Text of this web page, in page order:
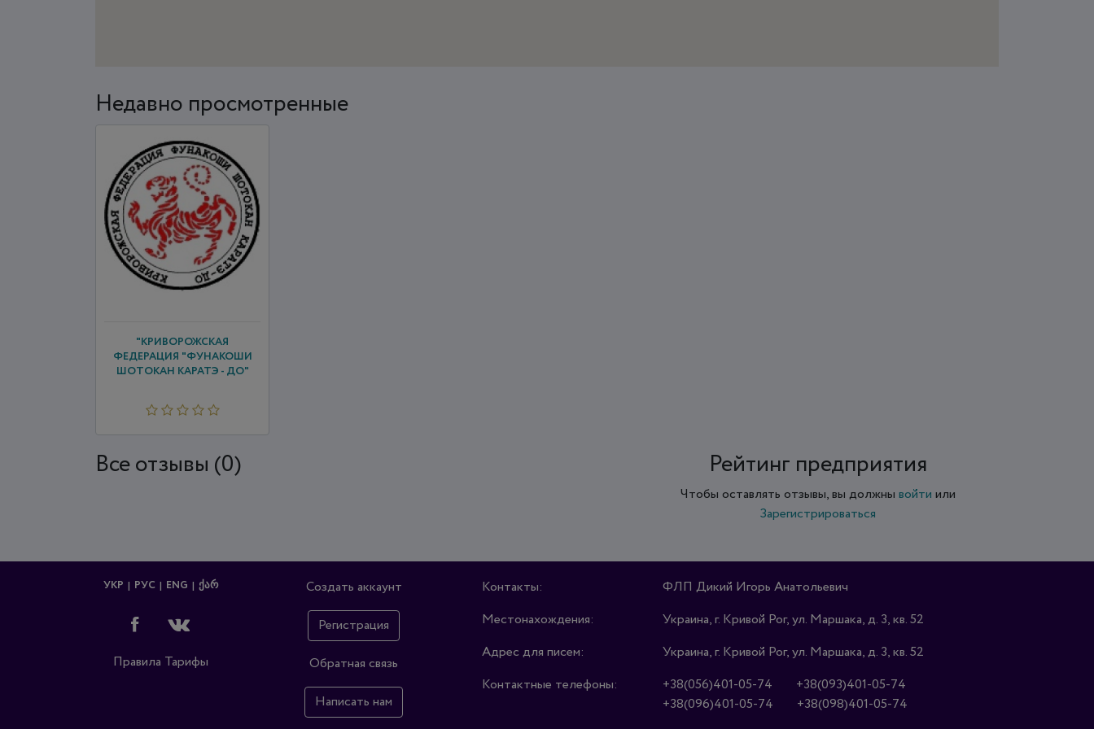
Недавно просмотренные
"КРИВОРОЖСКАЯ
ФЕДЕРАЦИЯ "ФУНАКОШИ
ШОТОКАН КАРАТЭ - ДО"
Все отзывы (0) Рейтинг предприятия
Чтобы оставлять отзывы, вы должны войти или
Зарегистрироваться
УКР РУС ENG ᲥᲐᲠ
Правила Тарифы
Создать аккаунт
Регистрация
Обратная связь
Написать нам
Контакты:
ФЛП Дикий Игорь Анатольевич
Местонахождения:
Украина, г. Кривой Рог, ул. Маршака, д. 3, кв. 52
Адрес для писем:
Украина, г. Кривой Рог, ул. Маршака, д. 3, кв. 52
Контактные телефоны:
+38(056)401-05-74
+38(093)401-05-74
+38(096)401-05-74
+38(098)401-05-74